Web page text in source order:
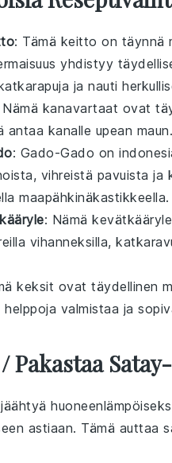
: Tämä keitto on täynnä
yhdistyy
ja nauti
kanavartaat ovat
kanalle upean
: Gado-Gado on
vihreistä pavuista
maapähkinäkastikkeella.
: Nämä
vihanneksilla,
keksit ovat täydellinen
valmistaa ja
Pakastaa
jäähtyä
astiaan. Tämä auttaa